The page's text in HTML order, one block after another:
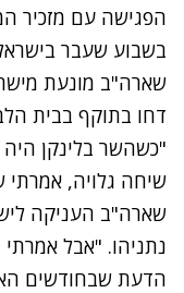
הפגישה עם מזכיר
בשבוע שעבר
שארה"ב מונעת
דחו בתוקף בבית
"כשהשר בלינקן היה
שיחה גלויה, אמרתי
שארה"ב העניקה
נתניהו. "אבל
הדעת שבחודשים